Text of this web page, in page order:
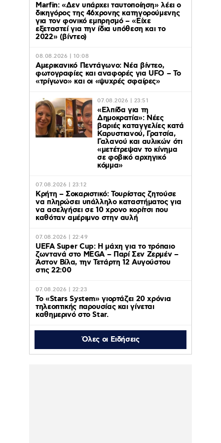
Marfin: «Δεν υπάρχει ταυτοποίηση» λέει ο
δικηγόρος της 46χρονης κατηγορούμενης
για τον φονικό εμπρησμό – «Είχε
εξεταστεί για την ίδια υπόθεση και το
2022» (βίντεο)
08.08.2026 | 10:08
Αμερικανικό Πεντάγωνο: Νέα βίντεο,
φωτογραφίες και αναφορές για UFO – Το
«τρίγωνο» και οι «ψυχρές σφαίρες»
07.08.2026 | 23:51
«Ελπίδα για τη
Δημοκρατία»: Νέες
βαριές καταγγελίες κατά
Καρυστιανού, Γρατσία,
Γαλανού και αυλικών ότι
«μετέτρεψαν το κίνημα
σε φοβικό αρχηγικό
κόμμα»
07.08.2026 | 23:12
Κρήτη – Σοκαριστικό: Τουρίστας ζητούσε
να πληρώσει υπάλληλο καταστήματος για
να ασελγήσει σε 10 χρονο κορίτσι που
καθόταν αμέριμνο στην αυλή
07.08.2026 | 22:49
UEFA Super Cup: Η μάχη για το τρόπαιο
ζωντανά στο MEGA – Παρί Σεν Ζερμέν –
Άστον Βίλα, την Τετάρτη 12 Αυγούστου
στις 22:00
07.08.2026 | 22:23
Το «Stars System» γιορτάζει 20 χρόνια
τηλεοπτικής παρουσίας και γίνεται
καθημερινό στο Star.
Όλες οι Ειδήσεις